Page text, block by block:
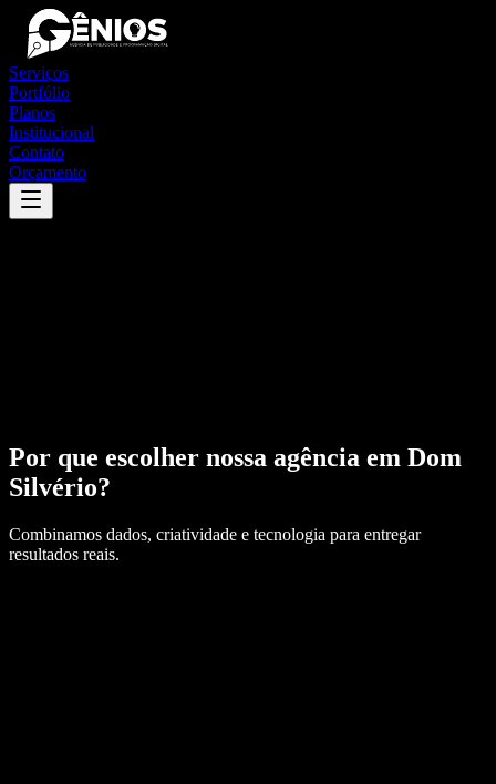
Serviços
Portfólio
Planos
Institucional
Contato
Orçamento
Por que escolher nossa agência em Dom
Silvério?
Combinamos dados, criatividade e tecnologia para entregar
resultados reais.